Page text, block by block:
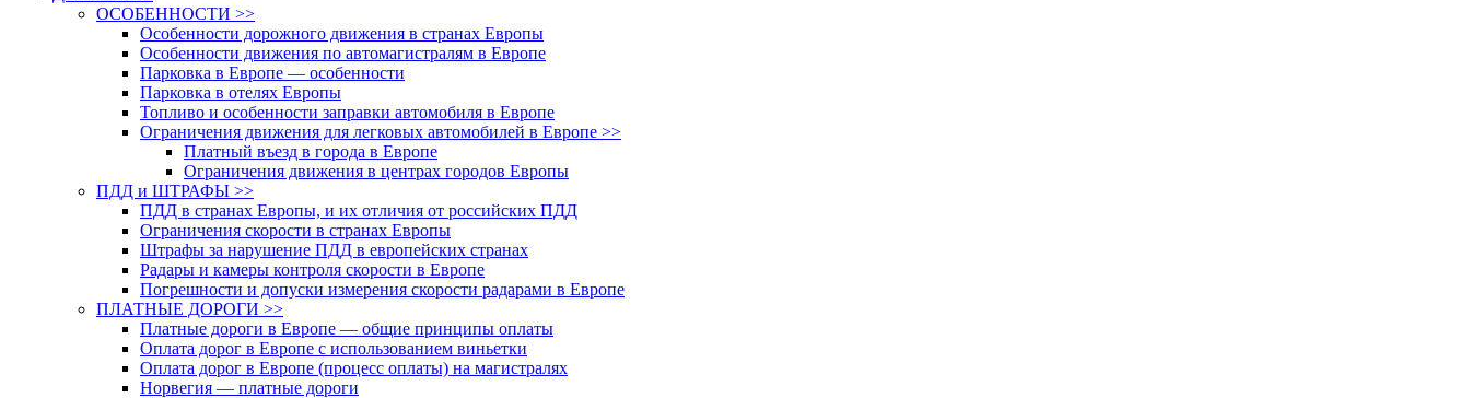
ОСОБЕННОСТИ >>
Особенности дорожного движения в странах Европы
Особенности движения по автомагистралям в Европе
Парковка в Европе — особенности
Парковка в отелях Европы
Топливо и особенности заправки автомобиля в Европе
Ограничения движения для легковых автомобилей в Европе >>
Платный въезд в города в Европе
Ограничения движения в центрах городов Европы
ПДД и ШТРАФЫ >>
ПДД в странах Европы, и их отличия от российских ПДД
Ограничения скорости в странах Европы
Штрафы за нарушение ПДД в европейских странах
Радары и камеры контроля скорости в Европе
Погрешности и допуски измерения скорости радарами в Европе
ПЛАТНЫЕ ДОРОГИ >>
Платные дороги в Европе — общие принципы оплаты
Оплата дорог в Европе с использованием виньетки
Оплата дорог в Европе (процесс оплаты) на магистралях
Норвегия — платные дороги